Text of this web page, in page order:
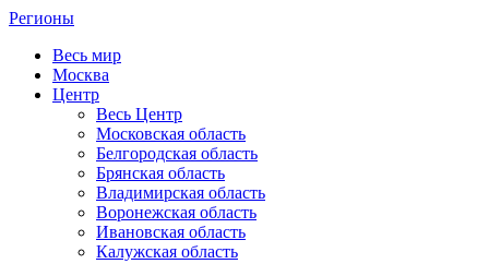
Регионы
Весь мир
Москва
Центр
Весь Центр
Московская область
Белгородская область
Брянская область
Владимирская область
Воронежская область
Ивановская область
Калужская область